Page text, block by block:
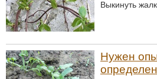
Выкинуть
Нужен